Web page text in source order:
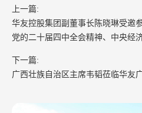
上一篇:
华友控股集团副董事长陈晓琳受邀
党的二十届四中全会精神、中央经
下一篇:
广西壮族自治区主席韦韬莅临华友